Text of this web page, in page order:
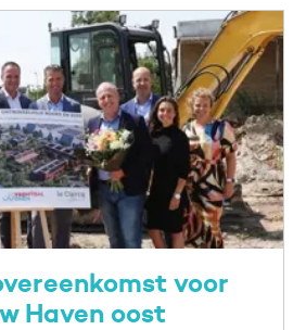
voor
Haven oost